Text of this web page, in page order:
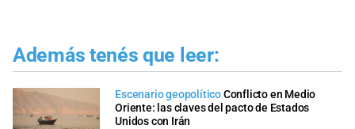
Además tenés que leer:
Escenario geopolíticoConflicto en Medio
Oriente: las claves del pacto de Estados
Unidos con Irán